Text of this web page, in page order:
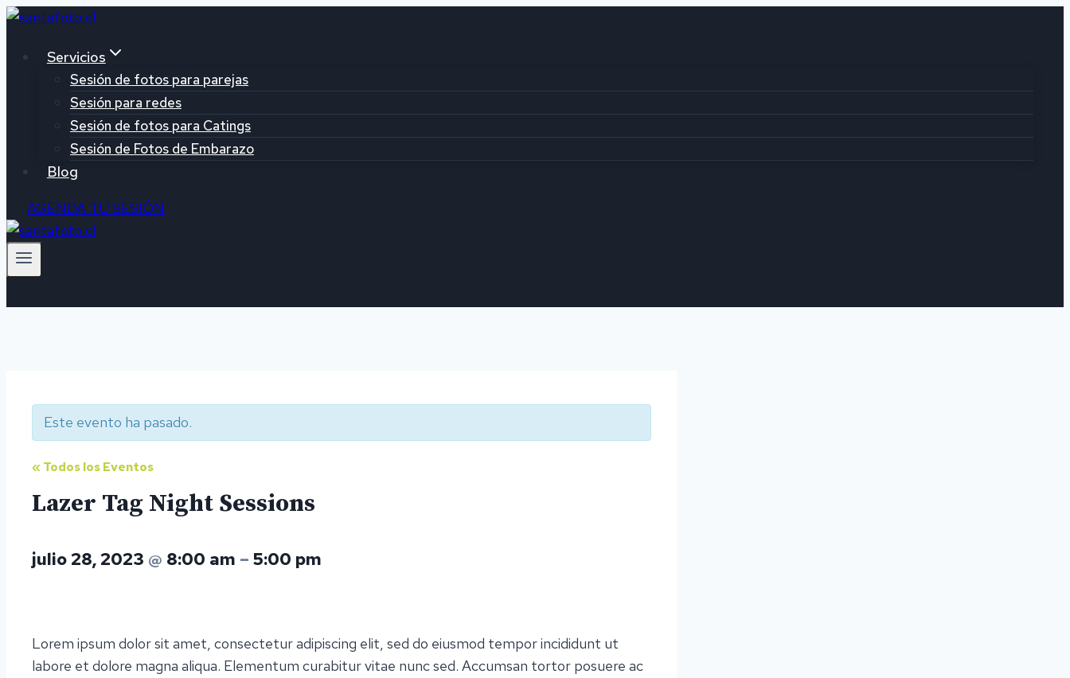
Saltar
contenidoServicios
Sesión de fotos para parejas
Sesión para redes
Sesión de fotos para Catings
Sesión de Fotos de Embarazo
Blog
AGENDA TU SESIÓN
Este evento ha pasado.
« Todos los Eventos
Lazer Tag Night Sessions
julio 28, 2023 @ 8:00 am – 5:00 pm
Lorem ipsum dolor sit amet, consectetur adipiscing elit, sed do eiusmod tempor incididunt ut
labore et dolore magna aliqua. Elementum curabitur vitae nunc sed. Accumsan tortor posuere ac